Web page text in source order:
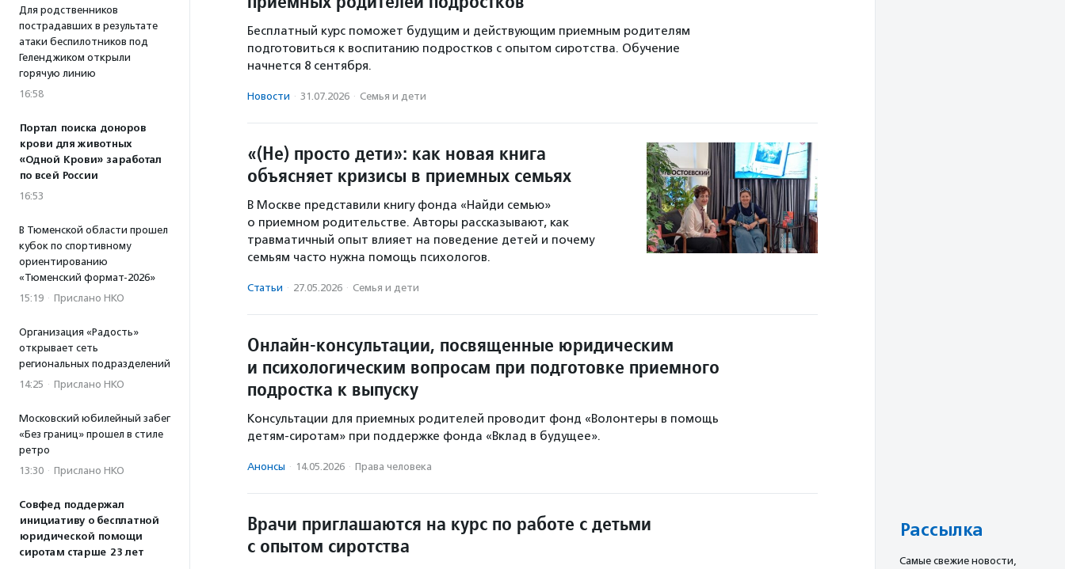
Для родственников
пострадавших в результате
атаки беспилотников под
Геленджиком открыли
горячую линию
16:58
Портал поиска доноров
крови для животных
«Одной Крови» заработал
по всей России
16:53
В Тюменской области прошел
кубок по спортивному
ориентированию
«Тюменский формат-2026»
15:19 · Прислано НКО
Организация «Радость»
открывает сеть
региональных подразделений
14:25 · Прислано НКО
Московский юбилейный забег
«Без границ» прошел в стиле
ретро
13:30 · Прислано НКО
Совфед поддержал
инициативу о бесплатной
юридической помощи
сиротам старше 23 лет
Бесплатный курс поможет будущим и действующим приемным родителям
подготовиться к воспитанию подростков с опытом сиротства. Обучение
начнется 8 сентября.
Новости · 31.07.2026 · Семья и дети
«(Не) просто дети»: как новая книга
объясняет кризисы в приемных семьях
В Москве представили книгу фонда «Найди семью»
о приемном родительстве. Авторы рассказывают, как
травматичный опыт влияет на поведение детей и почему
семьям часто нужна помощь психологов.
Статьи · 27.05.2026 · Семья и дети
Онлайн-консультации, посвященные юридическим
и психологическим вопросам при подготовке приемного
подростка к выпуску
Консультации для приемных родителей проводит фонд «Волонтеры в помощь
детям-сиротам» при поддержке фонда «Вклад в будущее».
Анонсы · 14.05.2026 · Права человека
Врачи приглашаются на курс по работе с детьми
с опытом сиротства
Рассылка
Cамые свежие новости,